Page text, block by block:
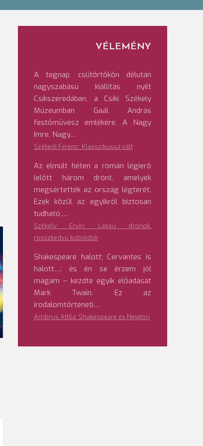
VÉLEMÉNY
A tegnap, csütörtökön délután
nagyszabású kiállítás nyílt
Csíkszeredában, a Csíki Székely
Múzeumban Gaál András
festőművész emlékére. A Nagy
Imre, Nagy…
Székedi Ferenc: Klasszikussá vált
Az elmúlt héten a román légierő
lelőtt három drónt, amelyek
megsértették az ország légterét.
Ezek közül az egyikről biztosan
tudható,…
Székely Ervin: Lassú drónok,
rosszkedvű koboldok
Shakespeare halott; Cervantes is
halott…; és én se érzem jól
magam – kezdte egyik előadását
Mark Twain. Ez az
irodalomtörténeti…
Ambrus Attila: Shakespeare és Newton